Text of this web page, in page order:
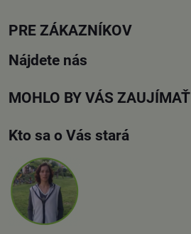
PRE ZÁKAZNÍKOV
Nájdete nás
MOHLO BY VÁS ZAUJÍMAŤ
Kto sa o Vás stará